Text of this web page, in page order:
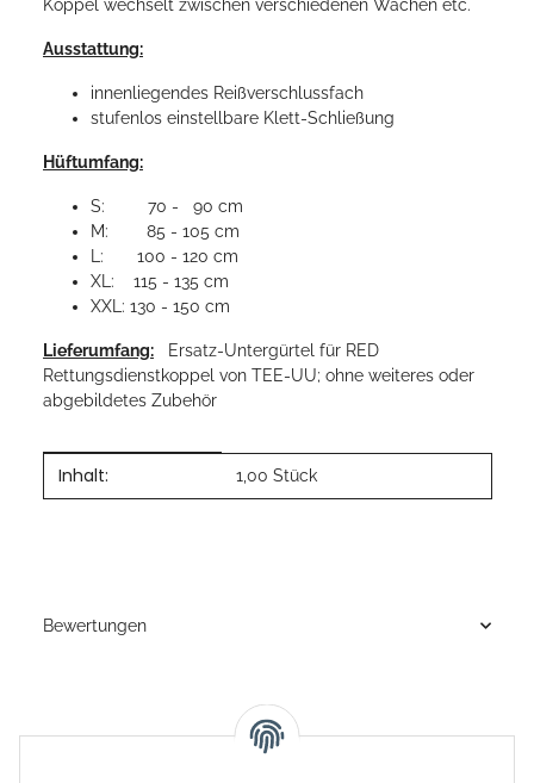
Koppel wechselt zwischen verschiedenen Wachen etc.
Ausstattung:
innenliegendes Reißverschlussfach
stufenlos einstellbare Klett-Schließung
Hüftumfang:
S: 70 - 90 cm
M: 85 - 105 cm
L: 100 - 120 cm
XL: 115 - 135 cm
XXL: 130 - 150 cm
Lieferumfang: Ersatz-Untergürtel für RED
Rettungsdienstkoppel von TEE-UU; ohne weiteres oder
abgebildetes Zubehör
Produkteigenschaft
Wert
Inhalt: 1,00 Stück
Bewertungen